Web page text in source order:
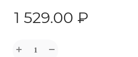
1 529.00 ₽